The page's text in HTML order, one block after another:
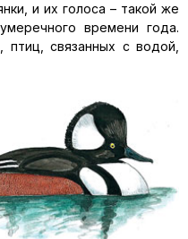
и их голоса – такой же
времени года.
связанных с водой,